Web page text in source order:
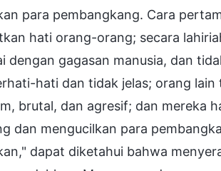
para pembangkang. Cara
hati orang-orang; secara
dengan gagasan manusia, dan
hati dan tidak jelas; orang
brutal, dan agresif; dan mereka
dan mengucilkan para
dapat diketahui bahwa